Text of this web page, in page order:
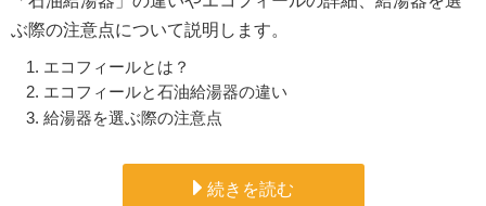
ぶ際の注意点について説明します。
エコフィールとは？
エコフィールと石油給湯器の違い
給湯器を選ぶ際の注意点
続きを読む